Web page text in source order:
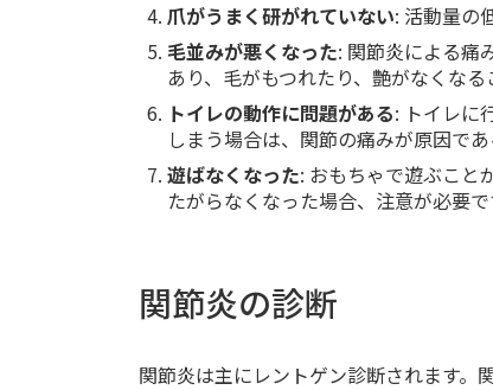
爪がうまく研がれていない: 活動量の
毛並みが悪くなった: 関節炎による痛
あり、毛がもつれたり、艶がなくなる
トイレの動作に問題がある: トイレに
しまう場合は、関節の痛みが原因であ
遊ばなくなった: おもちゃで遊ぶこと
たがらなくなった場合、注意が必要で
関節炎の診断
関節炎は主にレントゲン診断されます。